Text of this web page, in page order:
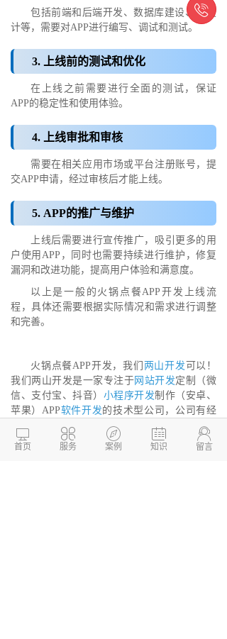
包括前端和后端开发、数据库建设、UI设
计等，需要对APP进行编写、调试和测试。
3. 上线前的测试和优化
在上线之前需要进行全面的测试，保证
APP的稳定性和使用体验。
4. 上线审批和审核
需要在相关应用市场或平台注册账号，提
交APP申请，经过审核后才能上线。
5. APP的推广与维护
上线后需要进行宣传推广，吸引更多的用
户使用APP，同时也需要持续进行维护，修复
漏洞和改进功能，提高用户体验和满意度。
以上是一般的火锅点餐APP开发上线流
程，具体还需要根据实际情况和需求进行调整
和完善。
火锅点餐APP开发，我们 两山开发 可以！
我们两山开发是一家专注于网站开发定制（微
信、支付宝、抖音） 小程序开发制作（安卓、
苹果）APP软件开发的技术型公司，公司有经
验丰富的PHP、ASP、java、C++技术开发团
队，专注于为各类型企业提供良好的的软件开

首页

服务

案例

知识

留言
